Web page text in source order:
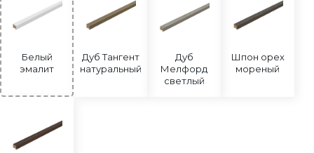
Белый
эмалит
Дуб Тангент
натуральный
Дуб
Мелфорд
светлый
Шпон орех
мореный